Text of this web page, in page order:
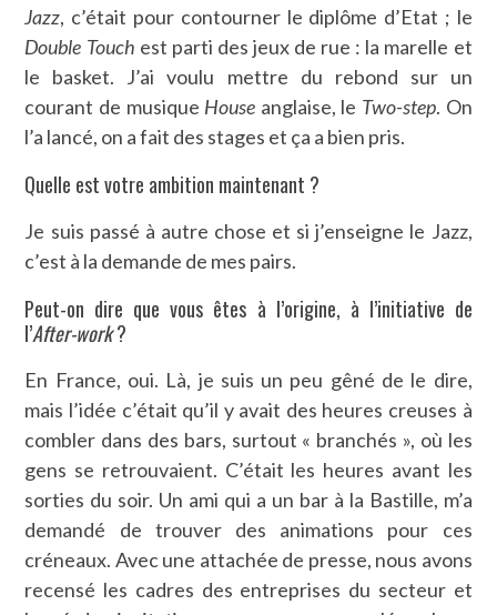
Jazz, c’était pour contourner le diplôme d’Etat ; le
Double Touch est parti des jeux de rue : la marelle et
le basket. J’ai voulu mettre du rebond sur un
courant de musique House anglaise, le Two-step. On
l’a lancé, on a fait des stages et ça a bien pris.
Quelle est votre ambition maintenant ?
Je suis passé à autre chose et si j’enseigne le Jazz,
c’est à la demande de mes pairs.
Peut-on dire que vous êtes à l’origine, à l’initiative de
l’After-work?
En France, oui. Là, je suis un peu gêné de le dire,
mais l’idée c’était qu’il y avait des heures creuses à
combler dans des bars, surtout « branchés », où les
gens se retrouvaient. C’était les heures avant les
sorties du soir. Un ami qui a un bar à la Bastille, m’a
demandé de trouver des animations pour ces
créneaux. Avec une attachée de presse, nous avons
recensé les cadres des entreprises du secteur et